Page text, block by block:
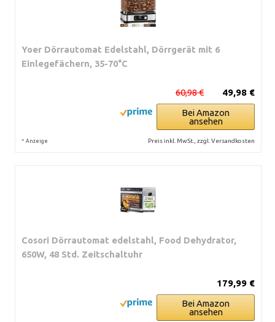
Yoer Dörrautomat Edelstahl, Dörrgerät mit 6
Einlegefächern, 35-70°C
49,98 €
60,98 €
Bei Amazon
ansehen
* Anzeige Preis inkl. MwSt., zzgl. Versandkosten
Cosori Dörrautomat edelstahl, Food Dehydrator,
650W, 48 Std. Zeitschaltuhr
179,99 €
Bei Amazon
ansehen